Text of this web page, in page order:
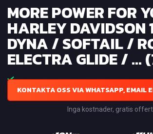
MORE POWER FOR
HARLEY DAVIDSON
DYNA / SOFTAIL /
ELECTRA GLIDE / ...
KONTAKTA OSS VIA WHATSAPP, EMAIL
Inga kostnader, gratis offert